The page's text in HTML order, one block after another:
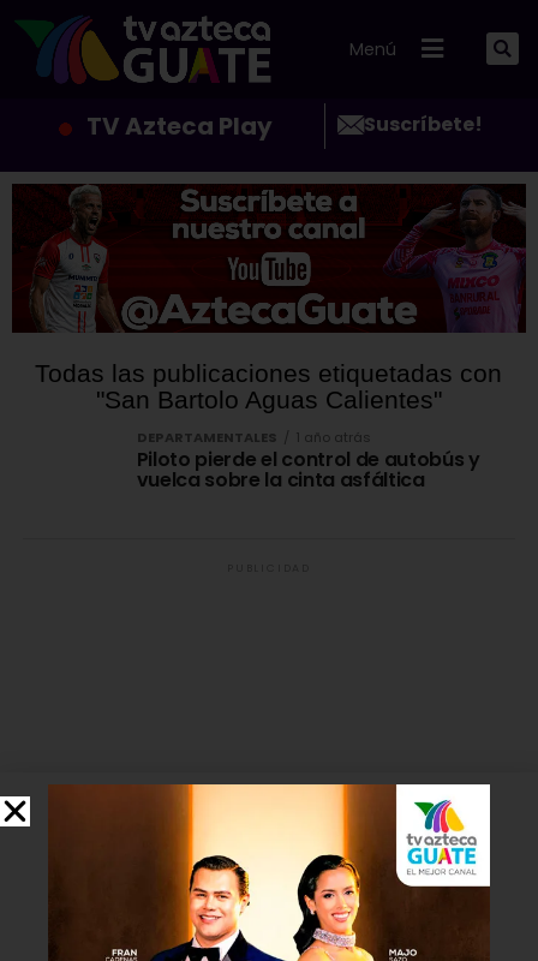
Menú
TV Azteca Play Suscríbete!
Todas las publicaciones etiquetadas con
"San Bartolo Aguas Calientes"
DEPARTAMENTALES 1 año atrás
Piloto pierde el control de autobús y
vuelca sobre la cinta asfáltica